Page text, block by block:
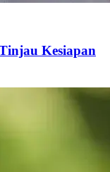
Kesiapan